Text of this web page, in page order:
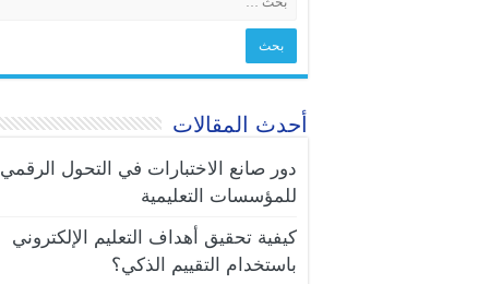
أحدث المقالات
دور صانع الاختبارات في التحول الرقمي
للمؤسسات التعليمية
كيفية تحقيق أهداف التعليم الإلكتروني
باستخدام التقييم الذكي؟